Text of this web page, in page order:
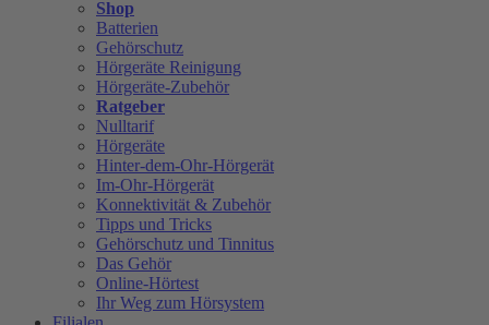
Shop
Batterien
Gehörschutz
Hörgeräte Reinigung
Hörgeräte-Zubehör
Ratgeber
Nulltarif
Hörgeräte
Hinter-dem-Ohr-Hörgerät
Im-Ohr-Hörgerät
Konnektivität & Zubehör
Tipps und Tricks
Gehörschutz und Tinnitus
Das Gehör
Online-Hörtest
Ihr Weg zum Hörsystem